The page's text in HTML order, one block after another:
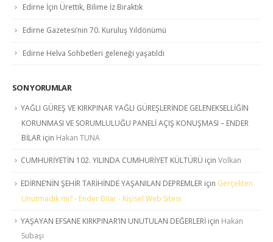
Edirne İçin Ürettik, Bilime İz Bıraktık
Edirne Gazetesi’nin 70. Kuruluş Yıldönümü
Edirne Helva Sohbetleri geleneği yaşatıldı
SON YORUMLAR
YAĞLI GÜREŞ VE KIRKPINAR YAĞLI GÜREŞLERİNDE GELENEKSELLİĞİN
KORUNMASI VE SORUMLULUĞU PANELİ AÇIŞ KONUŞMASI – ENDER
BİLAR için Hakan TUNA
CUMHURİYETİN 102. YILINDA CUMHURİYET KÜLTÜRÜ için Volkan
EDİRNE’NİN ŞEHİR TARİHİNDE YAŞANILAN DEPREMLER için Gerçekten
Unutmadık mı? - Ender Bilar - Kişisel Web Sitesi
YAŞAYAN EFSANE KIRKPINAR’IN UNUTULAN DEĞERLERİ için Hakan
Subaşı